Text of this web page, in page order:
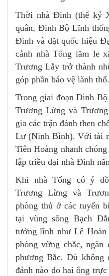
Thời nhà Đinh (thế kỷ
quân, Đinh Bộ Lĩnh
Đinh và đặt quốc hiệu
cảnh nhà Tống lăm le
Trương Lẫy trở thành
góp phần bảo vệ lãnh thổ.
Trong giai đoạn Đinh
Trương Lừng và
gia các trận đánh then
Lư (Ninh Bình). Với tài
Tiên Hoàng nhanh
lập triều đại nhà Đinh
Khi nhà Tống có ý
Trương Lừng và
phòng thủ ở các tuyến
tại vùng sông Bạch
tướng lĩnh như Lê Hoàn
phòng vững chắc, ngăn
phương Bắc. Dù không
đánh nào do hai ông